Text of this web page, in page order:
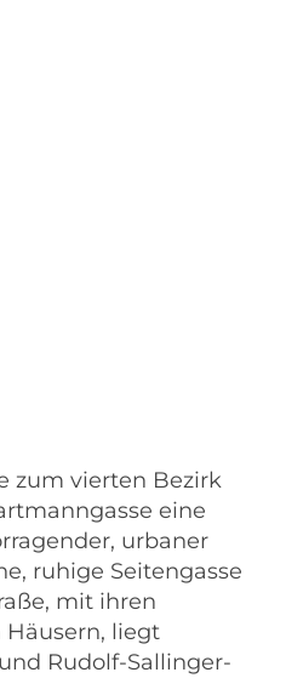
zum vierten Bezirk
eine
urbaner
ruhige Seitengasse
mit ihren
liegt
Rudolf-Sallinger-